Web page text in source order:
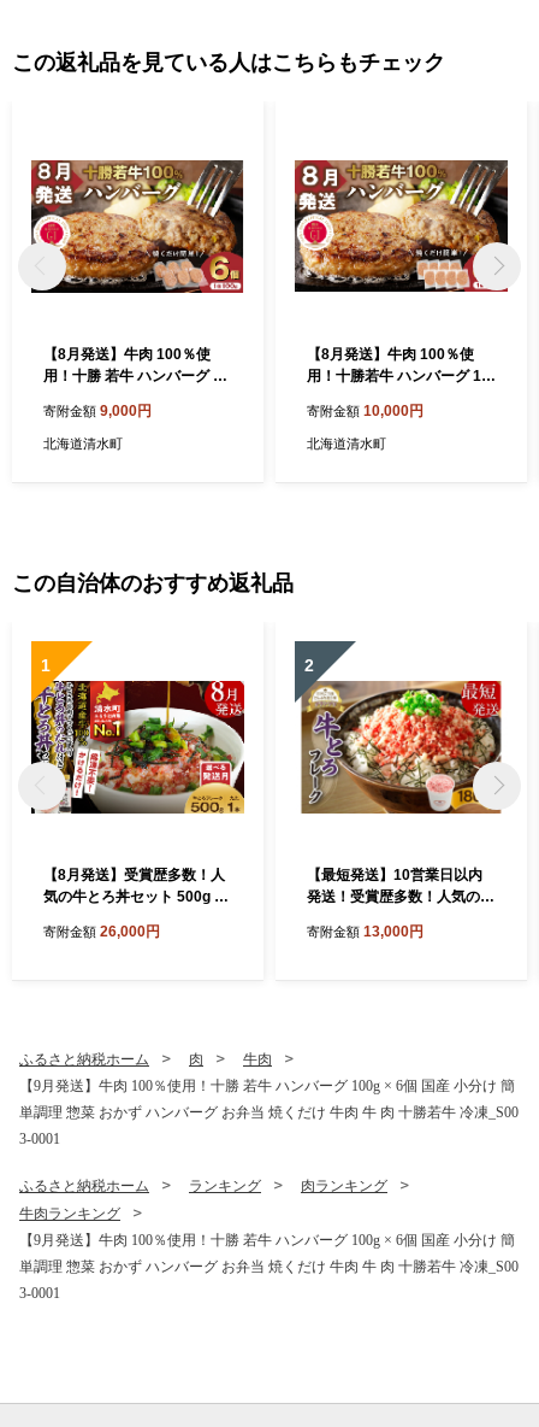
恵みを堪能していただければと思います。 清水町のふるさと納税
熱を注ぐ方々の熱い想いは、下のアイスホッケー写真をクリック
してください☆ 【お問い合わせについて】 北海道清水町ふるさと
納税サポート室 ＴＥＬ：050‐3100-1723 ＭＡＩＬ：support@shimiz
u.furusato-lg.jp 受付時間：午前9時～午後6時（土・日・祝除く）
※GW、年末年始は休業となります
この返礼品を見ている人はこちらもチェック
【8月発送】牛肉 100％使
用！十勝 若牛 ハンバーグ 10
理 惣菜 おかず ハンバーグ お
弁当 焼くだけ 牛肉 牛 肉 十
寄附金額 9,000円
北海道清水町
【8月発送】牛肉 100％使
用！十勝若牛 ハンバーグ 10
理 惣菜 おかず ハンバーグ お
弁当 焼くだけ 牛肉 牛 肉 十
寄附金額 10,000円
北海道清水町
この自治体のおすすめ返礼品
1
【8月発送】受賞歴多数！人
気の牛とろ丼セット 500g 牛
牛とろ丼のたれ付き 牛とろ
寄附金額 26,000円
2
【最短発送】10営業日以内
発送！受賞歴多数！人気の牛
018
寄附金額 13,000円
ふるさと納税ホーム 肉
牛肉
【9月発送】牛肉 100％使用！十勝 若牛 ハンバーグ 100g × 6個 国産 小分け 簡
単調理 惣菜 おかず ハンバーグ お弁当 焼くだけ 牛肉 牛 肉 十勝若牛 冷凍_S00
3-0001
ふるさと納税ホーム ランキング
肉ランキング
牛肉ランキング
【9月発送】牛肉 100％使用！十勝 若牛 ハンバーグ 100g × 6個 国産 小分け 簡
単調理 惣菜 おかず ハンバーグ お弁当 焼くだけ 牛肉 牛 肉 十勝若牛 冷凍_S00
3-0001